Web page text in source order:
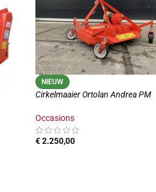
NIEUW
Cirkelmaaier Ortolan Andrea PM
Occasions
€2.250,00